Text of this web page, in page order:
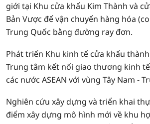
giới tại Khu cửa khẩu Kim Thành và
Bản Vược để vận chuyển hàng hóa
Trung Quốc bằng đường ray đơn.
Phát triển Khu kinh tế cửa khẩu
Trung tâm kết nối giao thương kinh
các nước ASEAN với vùng Tây Nam -
Nghiên cứu xây dựng và triển khai
điểm xây dựng mô hình mới về khu